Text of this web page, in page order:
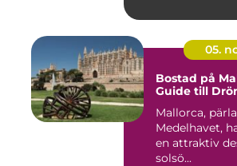
05.
Bostad på
Guide till
Mallorca,
Medelhavet,
en attraktiv
solsö...